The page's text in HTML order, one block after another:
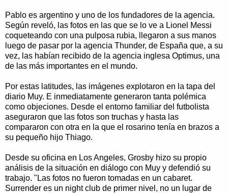
Pablo es argentino y uno de los fundadores de la agencia.
Según reveló, las fotos en las que se lo ve a Lionel Messi
coqueteando con una pulposa rubia, llegaron a sus manos
luego de pasar por la agencia Thunder, de España que, a su
vez, las habían recibido de la agencia inglesa Optimus, una
de las más importantes en el mundo.
Por estas latitudes, las imágenes explotaron en la tapa del
diario Muy. E inmediatamente generaron tanta polémica
como objeciones. Desde el entorno familiar del futbolista
aseguraron que las fotos son truchas y hasta las
compararon con otra en la que el rosarino tenía en brazos a
su pequeño hijo Thiago.
Desde su oficina en Los Angeles, Grosby hizo su propio
análisis de la situación en diálogo con Muy y defendió su
trabajo. "Las fotos no fueron tomadas en un cabaret.
Surrender es un night club de primer nivel, no un lugar de